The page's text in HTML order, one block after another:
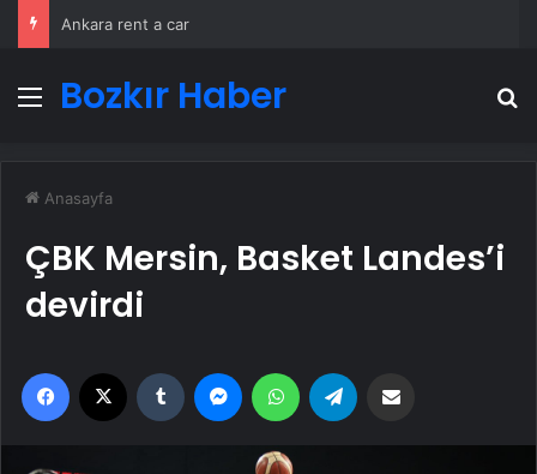
Ankara rent a car
Menü
Bozkır Haber
Anasayfa
ÇBK Mersin, Basket Landes’i
devirdi
Facebook Tumblr MessengerWhatsApp